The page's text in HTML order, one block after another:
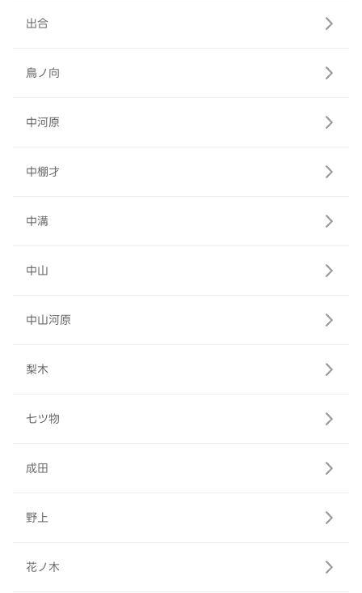
出合
鳥ノ向
中河原
中棚才
中溝
中山
中山河原
梨木
七ツ物
成田
野上
花ノ木